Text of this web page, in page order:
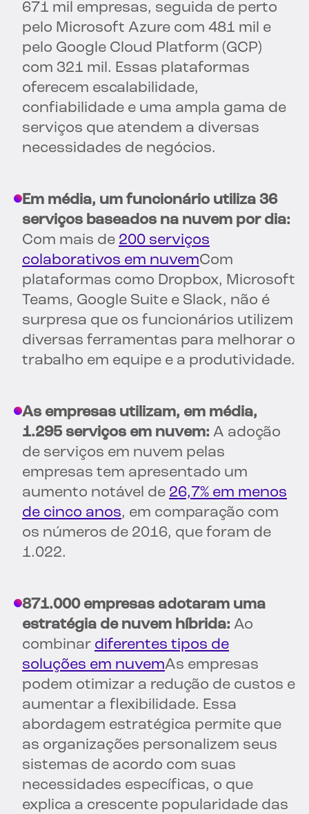
671 mil empresas, seguida de perto
pelo Microsoft Azure com 481 mil e
pelo Google Cloud Platform (GCP)
com 321 mil. Essas plataformas
oferecem escalabilidade,
confiabilidade e uma ampla gama de
serviços que atendem a diversas
necessidades de negócios.
Em média, um funcionário utiliza 36
serviços baseados na nuvem por dia:
Com mais de 200 serviços
colaborativos em nuvemCom
plataformas como Dropbox, Microsoft
Teams, Google Suite e Slack, não é
surpresa que os funcionários utilizem
diversas ferramentas para melhorar o
trabalho em equipe e a produtividade.
As empresas utilizam, em média,
1.295 serviços em nuvem: A adoção
de serviços em nuvem pelas
empresas tem apresentado um
aumento notável de 26,7% em menos
de cinco anos, em comparação com
os números de 2016, que foram de
1.022.
871.000 empresas adotaram uma
estratégia de nuvem híbrida: Ao
combinar diferentes tipos de
soluções em nuvemAs empresas
podem otimizar a redução de custos e
aumentar a flexibilidade. Essa
abordagem estratégica permite que
as organizações personalizem seus
sistemas de acordo com suas
necessidades específicas, o que
explica a crescente popularidade das